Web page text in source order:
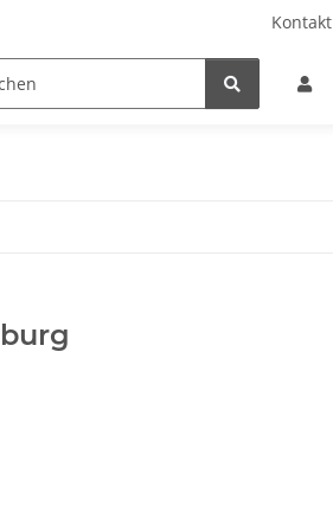
Kontakt
Hobby Horse Dienstleistungen